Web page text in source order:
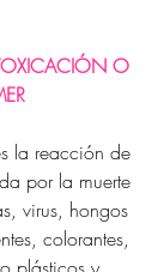
O
la reacción de
por la muerte
virus, hongos
colorantes,